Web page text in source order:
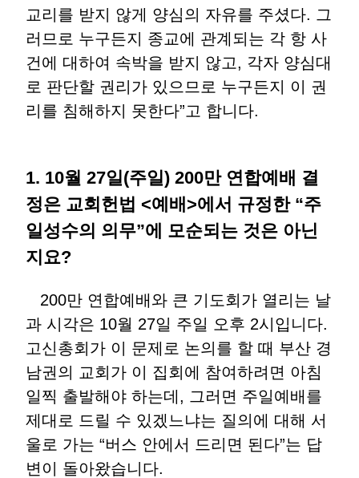
교리를 받지 않게 양심의 자유를 주셨다. 그
러므로 누구든지 종교에 관계되는 각 항 사
건에 대하여 속박을 받지 않고, 각자 양심대
로 판단할 권리가 있으므로 누구든지 이 권
리를 침해하지 못한다”고 합니다.
1. 10월 27일(주일) 200만 연합예배 결
정은 교회헌법 <예배>에서 규정한 “주
일성수의 의무”에 모순되는 것은 아닌
지요?
200만 연합예배와 큰 기도회가 열리는 날
과 시각은 10월 27일 주일 오후 2시입니다.
고신총회가 이 문제로 논의를 할 때 부산 경
남권의 교회가 이 집회에 참여하려면 아침
일찍 출발해야 하는데, 그러면 주일예배를
제대로 드릴 수 있겠느냐는 질의에 대해 서
울로 가는 “버스 안에서 드리면 된다”는 답
변이 돌아왔습니다.